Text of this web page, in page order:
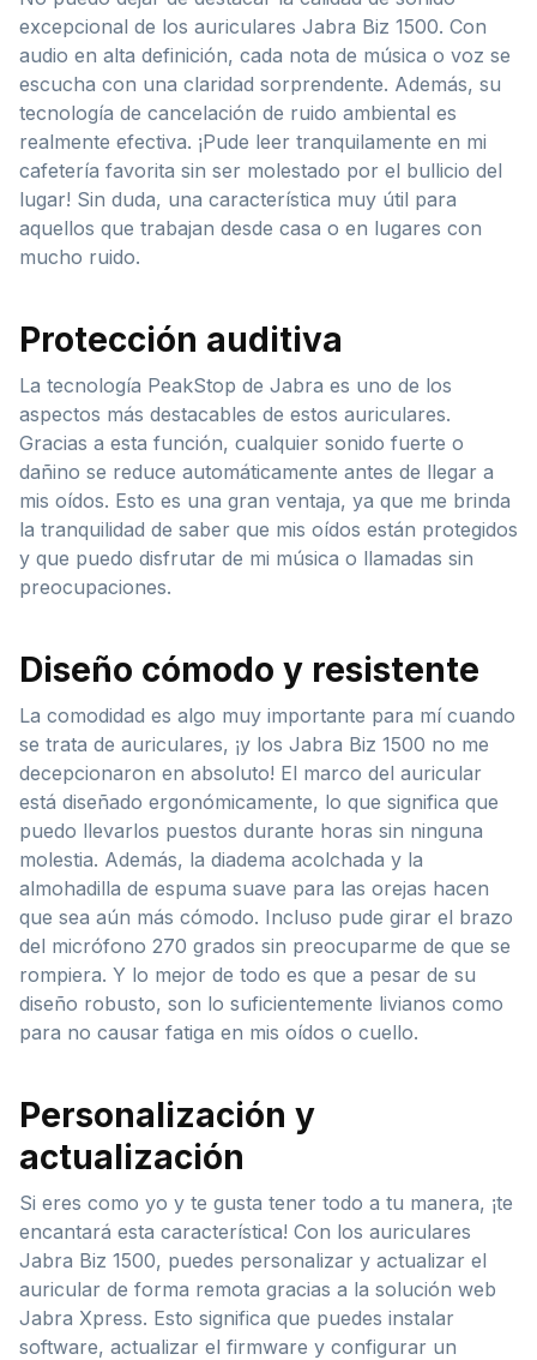
excepcional de los auriculares Jabra Biz 1500. Con
audio en alta definición, cada nota de música o voz se
escucha con una claridad sorprendente. Además, su
tecnología de cancelación de ruido ambiental es
realmente efectiva. ¡Pude leer tranquilamente en mi
cafetería favorita sin ser molestado por el bullicio del
lugar! Sin duda, una característica muy útil para
aquellos que trabajan desde casa o en lugares con
mucho ruido.
Protección auditiva
La tecnología PeakStop de Jabra es uno de los
aspectos más destacables de estos auriculares.
Gracias a esta función, cualquier sonido fuerte o
dañino se reduce automáticamente antes de llegar a
mis oídos. Esto es una gran ventaja, ya que me brinda
la tranquilidad de saber que mis oídos están protegidos
y que puedo disfrutar de mi música o llamadas sin
preocupaciones.
Diseño cómodo y resistente
La comodidad es algo muy importante para mí cuando
se trata de auriculares, ¡y los Jabra Biz 1500 no me
decepcionaron en absoluto! El marco del auricular
está diseñado ergonómicamente, lo que significa que
puedo llevarlos puestos durante horas sin ninguna
molestia. Además, la diadema acolchada y la
almohadilla de espuma suave para las orejas hacen
que sea aún más cómodo. Incluso pude girar el brazo
del micrófono 270 grados sin preocuparme de que se
rompiera. Y lo mejor de todo es que a pesar de su
diseño robusto, son lo suficientemente livianos como
para no causar fatiga en mis oídos o cuello.
Personalización y
actualización
Si eres como yo y te gusta tener todo a tu manera, ¡te
encantará esta característica! Con los auriculares
Jabra Biz 1500, puedes personalizar y actualizar el
auricular de forma remota gracias a la solución web
Jabra Xpress. Esto significa que puedes instalar
software, actualizar el firmware y configurar un